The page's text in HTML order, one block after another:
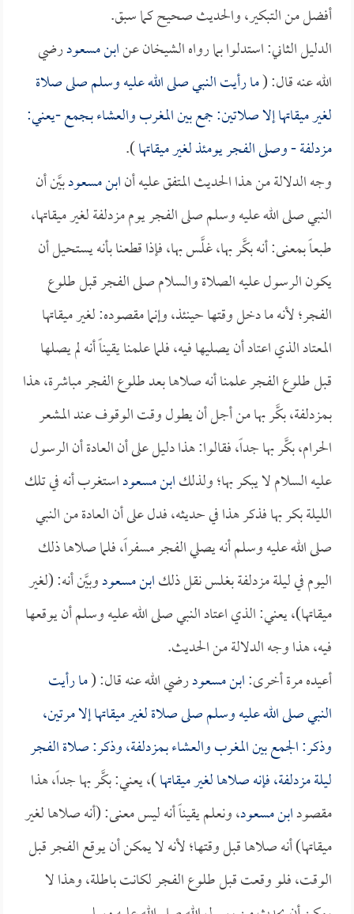
أفضل من التبكير، والحديث صحيح كما سبق.
الدليل الثاني: استدلوا بما رواه الشيخان عنابن مسعودرضي
الله عنه قال: (ما رأيت النبي صلى الله عليه وسلم صلى صلاة
لغير ميقاتها إلا صلاتين: جمع بين المغرب والعشاء بـجمع -يعني:
مزدلفة - وصلى الفجر يومئذ لغير ميقاتها).
وجه الدلالة من هذا الحديث المتفق عليه أنابن مسعودبيَّن أن
النبي صلى الله عليه وسلم صلى الفجر يوم مزدلفة لغير ميقاتها،
طبعاً بمعنى: أنه بكَّر بها، غلَّس بها، فإذا قطعنا بأنه يستحيل أن
يكون الرسول عليه الصلاة والسلام صلى الفجر قبل طلوع
الفجر؛ لأنه ما دخل وقتها حينئذ، وإنما مقصوده: لغير ميقاتها
المعتاد الذي اعتاد أن يصليها فيه، فلما علمنا يقيناً أنه لم يصلها
قبل طلوع الفجر علمنا أنه صلاها بعد طلوع الفجر مباشرة، هذا
بـمزدلفة، بكَّر بها من أجل أن يطول وقت الوقوف عند المشعر
الحرام، بكَّر بها جداً، فقالوا: هذا دليل على أن العادة أن الرسول
عليه السلام لا يبكر بها؛ ولذلكابن مسعوداستغرب أنه في تلك
الليلة بكر بها فذكر هذا في حديثه، فدل على أن العادة من النبي
صلى الله عليه وسلم أنه يصلي الفجر مسفراً، فلما صلاها ذلك
اليوم في ليلة مزدلفة بغلس نقل ذلكابن مسعودوبيَّن أنه: (لغير
ميقاتها)، يعني: الذي اعتاد النبي صلى الله عليه وسلم أن يوقعها
فيه، هذا وجه الدلالة من الحديث.
أعيده مرة أخرى:ابن مسعودرضي الله عنه قال: (ما رأيت
النبي صلى الله عليه وسلم صلى صلاة لغير ميقاتها إلا مرتين،
وذكر: الجمع بين المغرب والعشاء بـمزدلفة، وذكر: صلاة الفجر
ليلة مزدلفة، فإنه صلاها لغير ميقاتها)، يعني: بكَّر بها جداً، هذا
مقصودابن مسعود، ونعلم يقيناً أنه ليس معنى: (أنه صلاها لغير
ميقاتها) أنه صلاها قبل وقتها؛ لأنه لا يمكن أن يوقع الفجر قبل
الوقت، فلو وقعت قبل طلوع الفجر لكانت باطلة، وهذا لا